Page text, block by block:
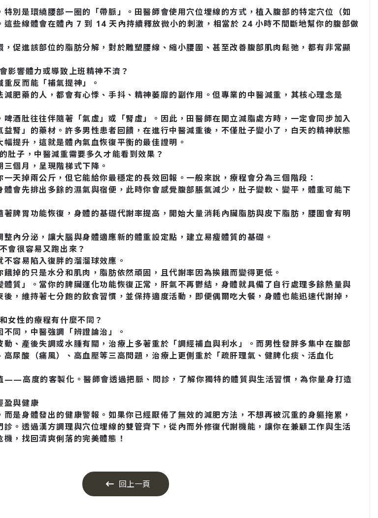
別是環繞腰部一圈的「帶脈」。田醫師會使用穴位埋線的方式，植入腹部的特定穴位（如
這些線體會在體內 7 到 14 天內持續釋放微小的刺激，相當於 24 小時不間斷地幫你的腹部做
促進該部位的脂肪分解，對於雕塑腰線、縮小腰圍、甚至改善腹部肌肉鬆弛，都有非常顯
影響體力或導致上班精神不濟？
反而能「補氣提神」。
肥藥的人，都會有心悸、手抖、精神萎靡的副作用。但專業的中醫減重，其核心理念是
酒肚往往伴隨著「氣虛」或「腎虛」。因此，田醫師在開立減脂處方時，一定會同步加入
腎」的藥材。許多男性患者回饋，在進行中醫減重後，不僅肚子變小了，白天的精神狀態
提升，這就是體內氣血恢復平衡的最佳證明。
肚子，中醫減重需要多久才能看到效果？
個月，呈現階梯式下降。
天掉兩公斤，但它能給你最穩定的長效回報。一般來說，療程會分為三個階段：
會先排出多餘的濕氣與宿便，此時你會感覺腹部脹氣減少，肚子變軟、變平，體重可能下
脾胃功能恢復，身體的基礎代謝率提高，開始大量消耗內臟脂肪與皮下脂肪，腰圍會有明
內分泌，讓大腦與身體適應新的體重設定點，建立易瘦體質的基礎。
會很容易又跑出來？
容易陷入復胖的溜溜球效應。
掉的只是水分和肌肉，脂肪依然頑固，且代謝率因為挨餓而變得更低。
體質」。當你的脾臟運化功能恢復正常，肝氣不再鬱結，身體就具備了自行處理多餘熱量與
，維持著七分飽的飲食習慣，並保持適度活動，即便偶爾吃大餐，身體也能迅速代謝掉，
女性的療程有什麼不同？
同，中醫強調「辨證論治」。
、產後失調或水腫有關，治療上多著重於「調經補血與利水」。而男性發胖多集中在腹部
高尿酸（痛風）、高血壓等三高問題，治療上更側重於「疏肝理氣、健脾化痰、活血化
——高度的客製化。醫師會透過把脈、問診，了解你獨特的體質與生活習慣，為你量身打造
盈與健康
是身體發出的健康警報。如果你已經厭倦了無效的減肥方法，不想再被沉重的身軀拖累，
。透過漢方調理與穴位埋線的雙管齊下，從內而外修復代謝機能，讓你在兼顧工作與生活
，找回清爽俐落的完美體態！
回上一頁